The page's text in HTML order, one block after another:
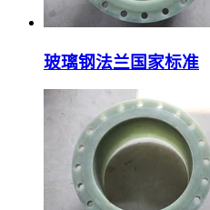
玻璃钢法兰国家标准